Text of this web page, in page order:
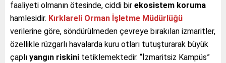
faaliyeti olmanın ötesinde, ciddi bir ekosistem koruma
hamlesidir. Kırklareli Orman İşletme Müdürlüğü
verilerine göre, söndürülmeden çevreye bırakılan izmaritler,
özellikle rüzgarlı havalarda kuru otları tutuşturarak büyük
çaplı yangın riskini tetiklemektedir. “İzmaritsiz Kampüs”